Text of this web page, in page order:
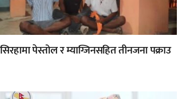
सिरहामा पेस्तोल र म्याग्जिनसहित तीनजना पक्राउ